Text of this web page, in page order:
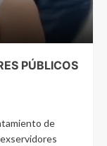
PÚBLICOS
de